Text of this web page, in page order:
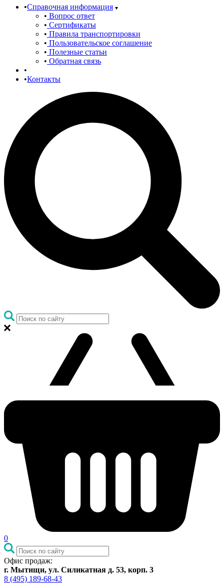
Справочная информация
Вопрос ответ
Сертификаты
Правила транспортировки
Пользовательское соглашение
Полезные статьи
Обратная связь
Контакты
0
Офис продаж:
г. Мытищи, ул. Силикатная д. 53, корп. 3
8 (495) 189-68-43